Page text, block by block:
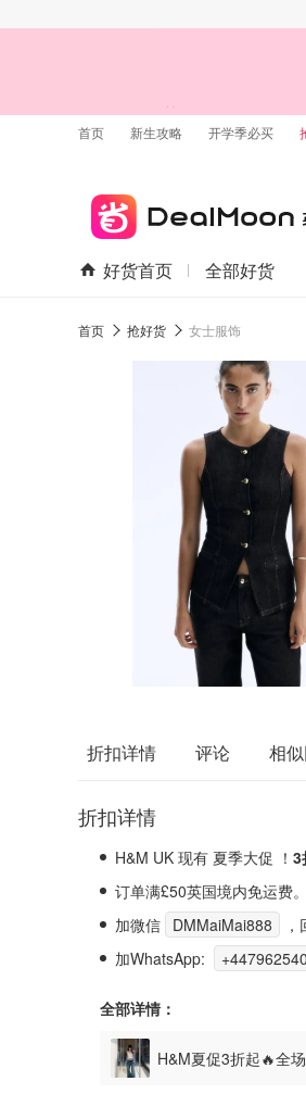
首页 新生攻略 开学季必买
好货首页 全部好货
首页 抢好货 女士服饰
折扣详情 评论 相
折扣详情
H&M UK 现有 夏季大促 ！ 3
订单满£50英国境内免运费。
加微信 DMMaiMai888
加WhatsApp:
全部详情：
H&M夏促3折起🔥全